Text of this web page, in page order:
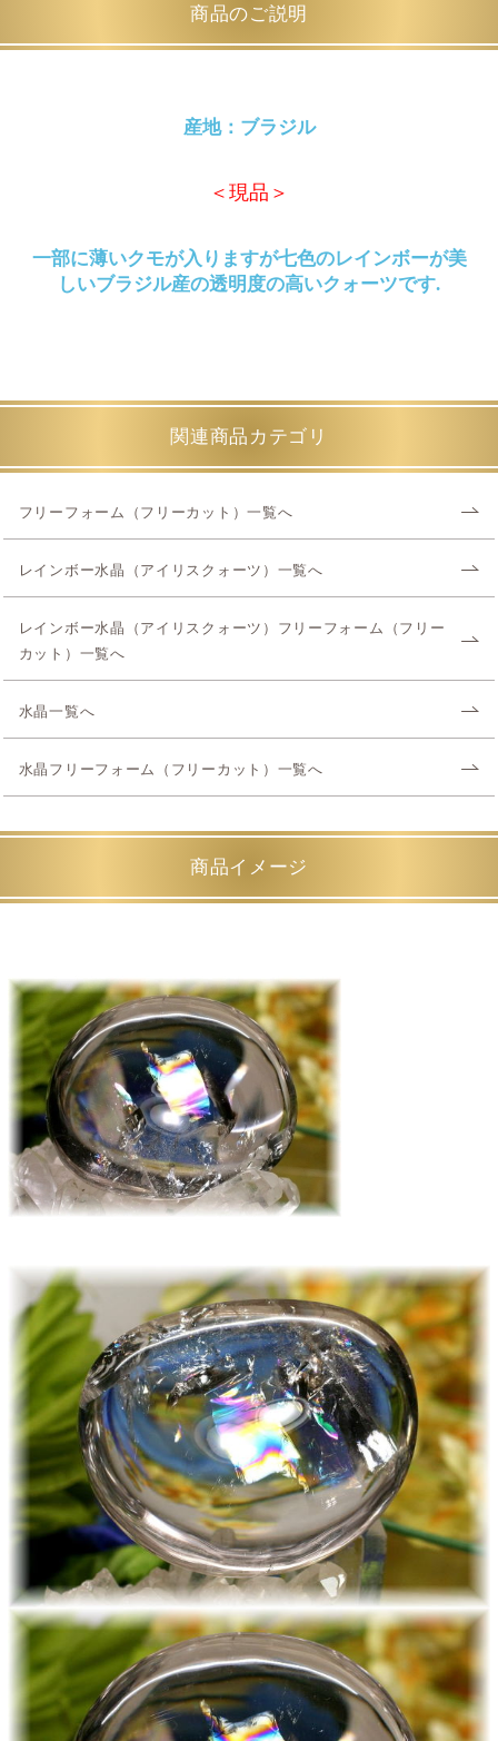
商品のご説明
産地：ブラジル
＜現品＞
一部に薄いクモが入りますが七色のレインボーが美
しいブラジル産の透明度の高いクォーツです.
関連商品カテゴリ
フリーフォーム（フリーカット）一覧へ
レインボー水晶（アイリスクォーツ）一覧へ
レインボー水晶（アイリスクォーツ）フリーフォーム（フリー
カット）一覧へ
水晶一覧へ
水晶フリーフォーム（フリーカット）一覧へ
商品イメージ